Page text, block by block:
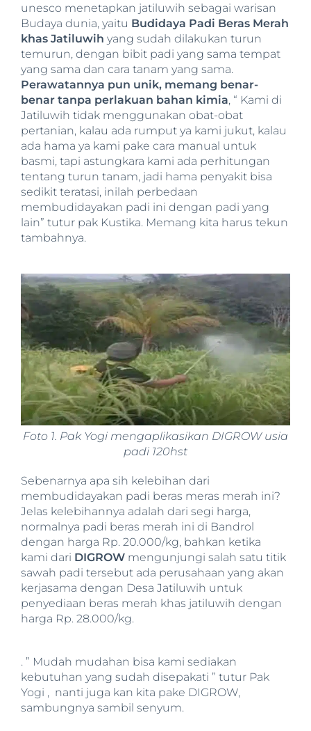
unesco menetapkan jatiluwih sebagai warisan
Budaya dunia, yaitu Budidaya Padi Beras Merah
khas Jatiluwih yang sudah dilakukan turun
temurun, dengan bibit padi yang sama tempat
yang sama dan cara tanam yang sama.
Perawatannya pun unik, memang benar-
benar tanpa perlakuan bahan kimia, “ Kami di
Jatiluwih tidak menggunakan obat-obat
pertanian, kalau ada rumput ya kami jukut, kalau
ada hama ya kami pake cara manual untuk
basmi, tapi astungkara kami ada perhitungan
tentang turun tanam, jadi hama penyakit bisa
sedikit teratasi, inilah perbedaan
membudidayakan padi ini dengan padi yang
lain” tutur pak Kustika. Memang kita harus tekun
tambahnya.
Foto 1. Pak Yogi mengaplikasikan DIGROW usia
padi 120hst
Sebenarnya apa sih kelebihan dari
membudidayakan padi beras meras merah ini?
Jelas kelebihannya adalah dari segi harga,
normalnya padi beras merah ini di Bandrol
dengan harga Rp. 20.000/kg, bahkan ketika
kami dari DIGROW mengunjungi salah satu titik
sawah padi tersebut ada perusahaan yang akan
kerjasama dengan Desa Jatiluwih untuk
penyediaan beras merah khas jatiluwih dengan
harga Rp. 28.000/kg.
. ” Mudah mudahan bisa kami sediakan
kebutuhan yang sudah disepakati ” tutur Pak
Yogi , nanti juga kan kita pake DIGROW,
sambungnya sambil senyum.